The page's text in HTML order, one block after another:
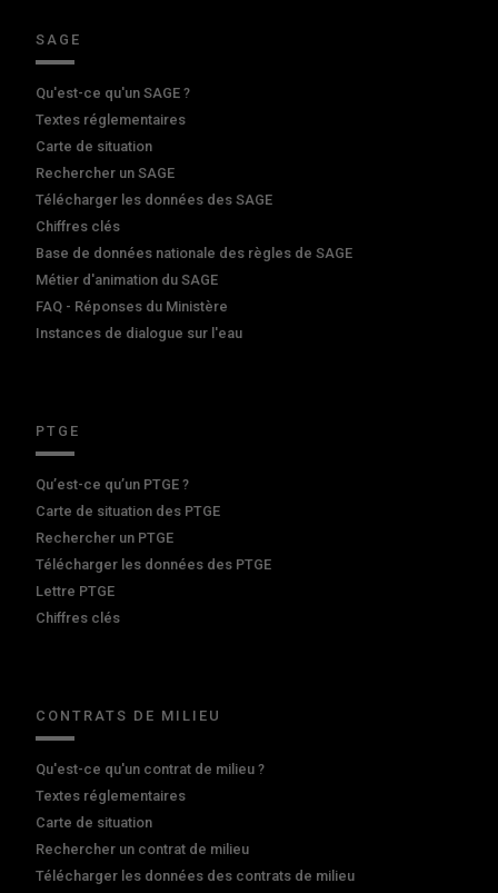
SAGE
Qu'est-ce qu'un SAGE ?
Textes réglementaires
Carte de situation
Rechercher un SAGE
Télécharger les données des SAGE
Chiffres clés
Base de données nationale des règles de SAGE
Métier d'animation du SAGE
FAQ - Réponses du Ministère
Instances de dialogue sur l'eau
PTGE
Qu’est-ce qu’un PTGE ?
Carte de situation des PTGE
Rechercher un PTGE
Télécharger les données des PTGE
Lettre PTGE
Chiffres clés
CONTRATS DE MILIEU
Qu'est-ce qu'un contrat de milieu ?
Textes réglementaires
Carte de situation
Rechercher un contrat de milieu
Télécharger les données des contrats de milieu